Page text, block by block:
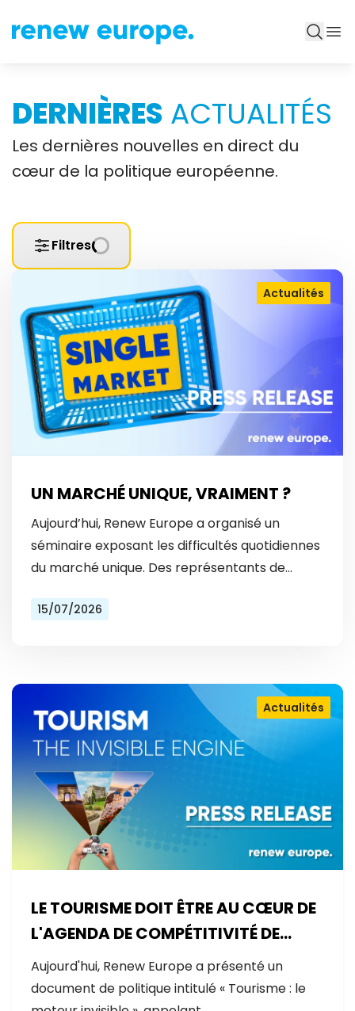
DERNIÈRES ACTUALITÉS
Les dernières nouvelles en direct du
cœur de la politique européenne.
Filtres
Actualités
UN MARCHÉ UNIQUE, VRAIMENT ?
Aujourd’hui, Renew Europe a organisé un
séminaire exposant les difficultés quotidiennes
du marché unique. Des représentants de
auxquels ils font face tous les…
15/07/2026
LE TOURISME DOIT ÊTRE AU CŒUR DE
L'AGENDA DE COMPÉTITIVITÉ DE
L'EUROPE
Actualités
Aujourd'hui, Renew Europe a présenté un
document de politique intitulé « Tourisme : le